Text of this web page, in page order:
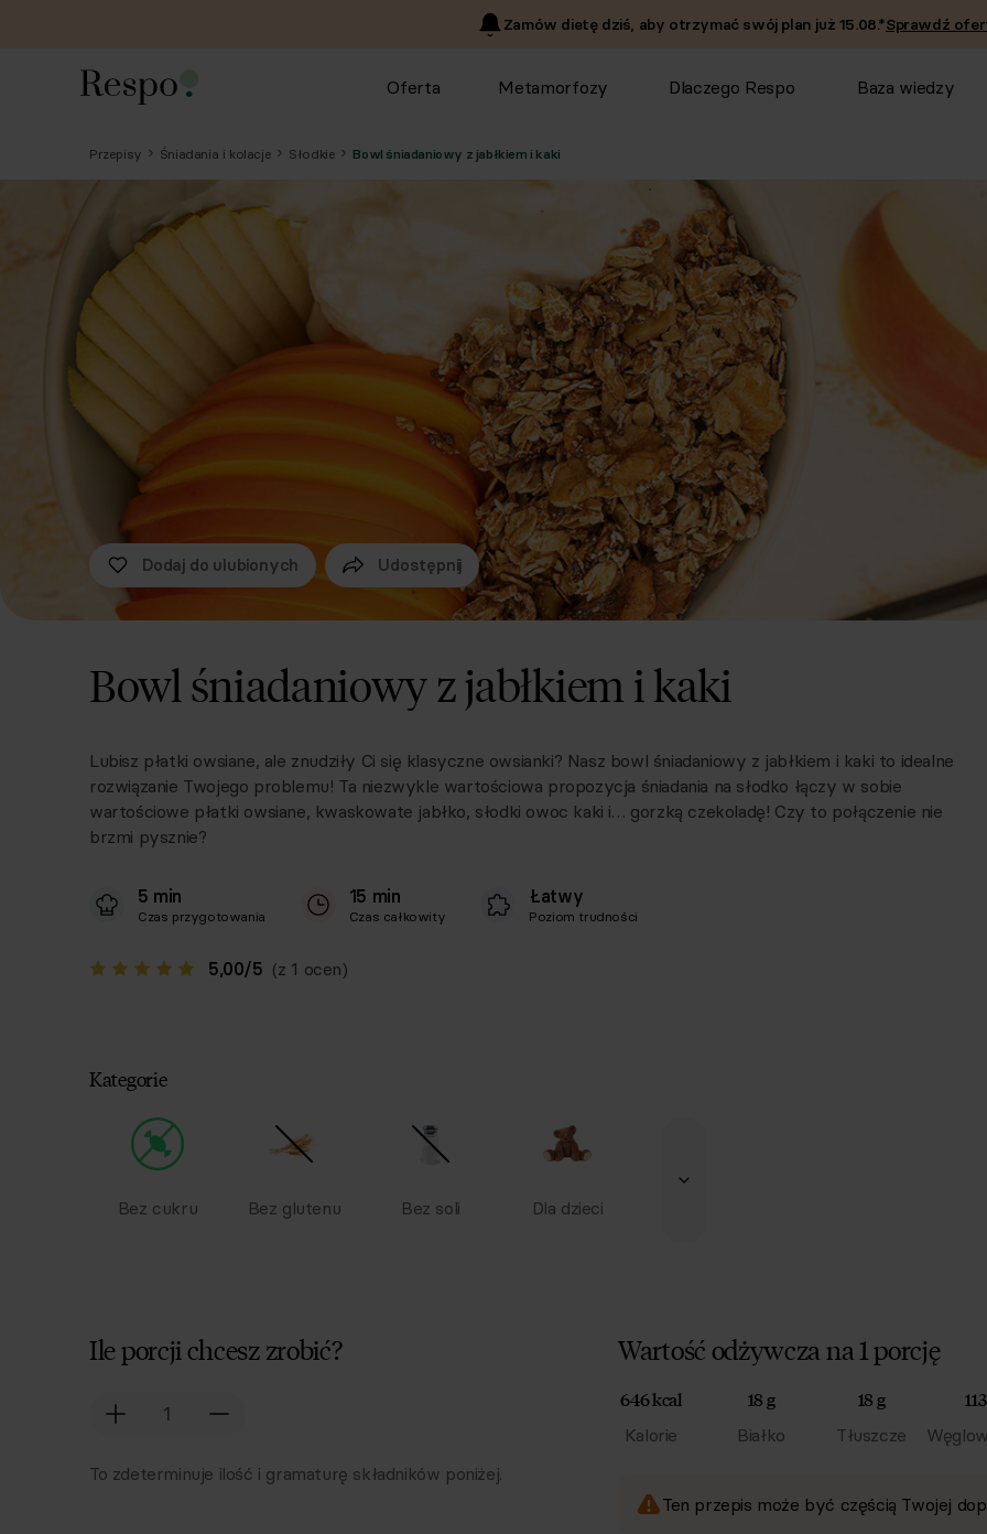
Zamów dietę dziś, aby otrzymać swój plan już 15.08.*Sprawdź
Oferta Metamorfozy Dlaczego Respo Baza wiedzy
Przepisy Śniadania i kolacje Słodkie Bowl śniadaniowy z jabłkiem i kaki
Dodaj do ulubionych Udostępnij
Bowl śniadaniowy z jabłkiem i kaki
Lubisz płatki owsiane, ale znudziły Ci się klasyczne owsianki? Nasz bowl śniadaniowy z jabłkiem i kaki to idealne
rozwiązanie Twojego problemu! Ta niezwykle wartościowa propozycja śniadania na słodko łączy w sobie
wartościowe płatki owsiane, kwaskowate jabłko, słodki owoc kaki i… gorzką czekoladę! Czy to połączenie nie
brzmi pysznie?
5 min
Czas przygotowania
15 min
Czas całkowity
Łatwy
Poziom trudności
5,00/5 (z 1 ocen)
Kategorie
Bez cukru Bez glutenu Bez soli Dla dzieci
Ile porcji chcesz zrobić?
To zdeterminuje ilość i gramaturę składników poniżej.
Wartość odżywcza na 1 porcję
646 kcal
Kalorie
18 g
Białko
18 g
Tłuszcze
Ten przepis może być częścią Twojej